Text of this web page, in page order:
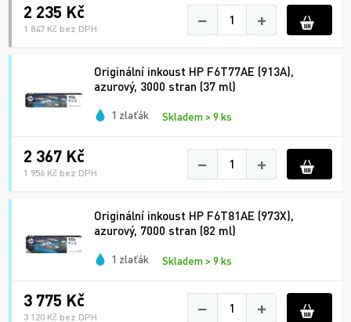
2 235 Kč
1 847 Kč bez DPH − +
Originální inkoust HP F6T77AE (913A),
azurový, 3000 stran (37 ml)
1 zlaťák Skladem > 9 ks
2 367 Kč
1 956 Kč bez DPH − +
Originální inkoust HP F6T81AE (973X),
azurový, 7000 stran (82 ml)
1 zlaťák Skladem > 9 ks
3 775 Kč
3 120 Kč bez DPH − +